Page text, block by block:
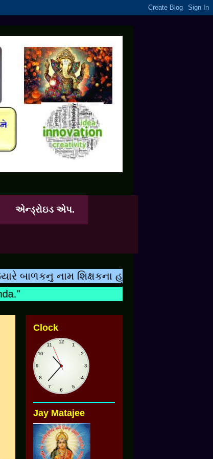
એન્ડ્રોઇડ એપ.
નામ શિક્ષકના હ્રદયરુપી રજિસ્ટરમા
Clock
Jay Matajee